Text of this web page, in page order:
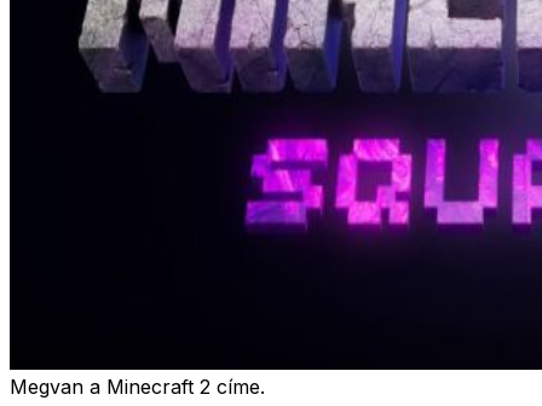
Megvan a Minecraft 2 címe.